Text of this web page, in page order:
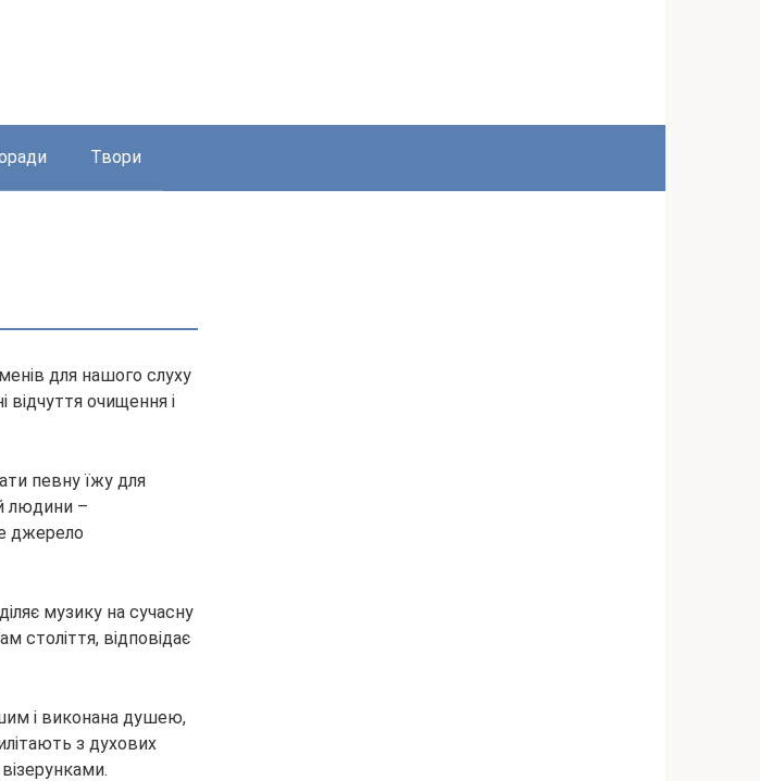
Твори
для нашого слуху
відчуття очищення і
певну їжу для
людини –
джерело
музику на сучасну
століття, відповідає
і виконана душею,
з духових